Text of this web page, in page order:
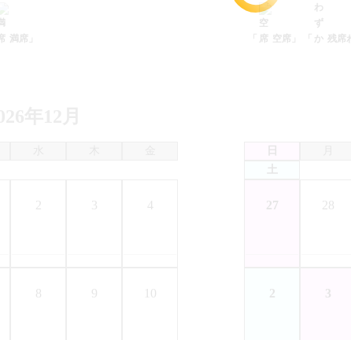
満席」 空席」 残席
2 3 4
8 9 10
日
土
27 28
2 3